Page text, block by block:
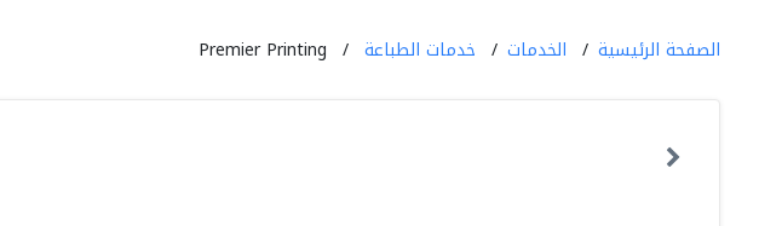
الصفحة الرئيسية الخدمات خدمات الطباعة Premier Printing